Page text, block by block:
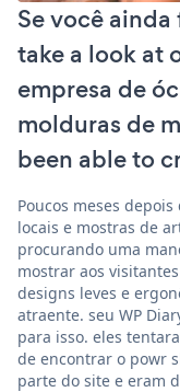
Se você
take a look at
empresa de
molduras de
been able to
Poucos meses
locais e mostras de
procurando uma
mostrar aos
designs leves e
atraente. seu WP
para isso. eles
de encontrar o powr
parte do site e eram